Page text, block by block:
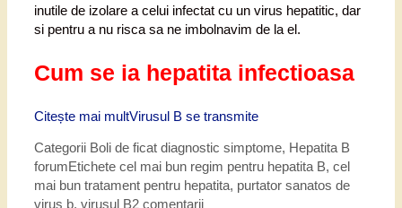
inutile de izolare a celui infectat cu un virus hepatitic, dar
si pentru a nu risca sa ne imbolnavim de la el.
Cum se ia hepatita infectioasa
Citește mai multVirusul B se transmite
Categorii Boli de ficat diagnostic simptome, Hepatita B
forumEtichete cel mai bun regim pentru hepatita B, cel
mai bun tratament pentru hepatita, purtator sanatos de
virus b, virusul B2 comentarii